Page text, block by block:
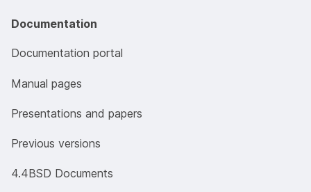
Documentation
Documentation portal
Manual pages
Presentations and papers
Previous versions
4.4BSD Documents